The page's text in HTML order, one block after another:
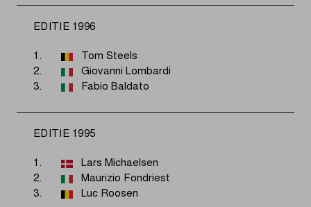
EDITIE 1996
1.
Tom Steels
2.
Giovanni Lombardi
3.
Fabio Baldato
EDITIE 1995
1.
Lars Michaelsen
2.
Maurizio Fondriest
3.
Luc Roosen